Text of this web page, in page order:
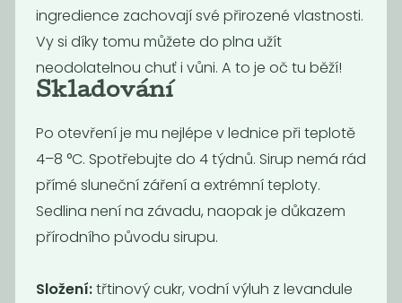
Jahoda sirup
500 ml
Bioláda mango
ingredience zachovají své přirozené vlastnosti.
Vy si díky tomu můžete do plna užít
neodolatelnou chuť i vůni. A to je oč tu běží!
Skladování
Po otevření je mu nejlépe v lednice při teplotě
4–8 °C. Spotřebujte do 4 týdnů. Sirup nemá rád
přímé sluneční záření a extrémní teploty.
Sedlina není na závadu, naopak je důkazem
přírodního původu sirupu.
Složení:třtinový cukr, vodní výluh z levandule